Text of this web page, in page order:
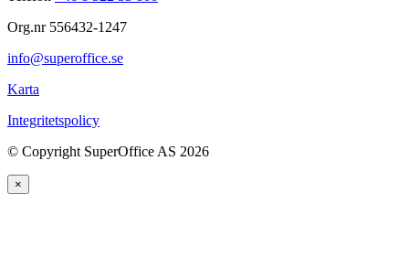
Org.nr 556432-1247
info@superoffice.se
Karta
Integritetspolicy
© Copyright SuperOffice AS 2026
×